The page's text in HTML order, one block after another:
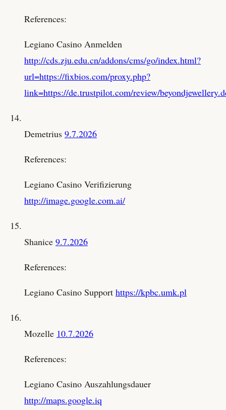
References:
Legiano Casino Anmelden
http://cds.zju.edu.cn/addons/cms/go/index.html?
url=https://fixbios.com/proxy.php?
link=https://de.trustpilot.com/review/
Demetrius 9.7.2026
References:
Legiano Casino Verifizierung
http://image.google.com.ai/
Shanice 9.7.2026
References:
Legiano Casino Support https://kpbc.umk.pl
Mozelle 10.7.2026
References:
Legiano Casino Auszahlungsdauer
http://maps.google.iq